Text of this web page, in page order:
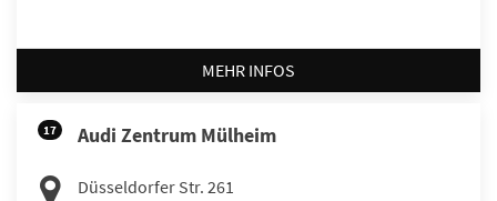
MEHR INFOS
17 Audi Zentrum Mülheim
Düsseldorfer Str. 261